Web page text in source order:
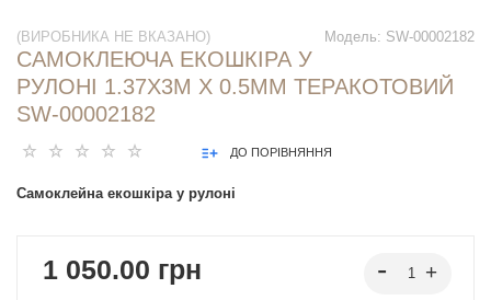
Модель: SW-00002182
(ВИРОБНИКА НЕ ВКАЗАНО)
САМОКЛЕЮЧА ЕКОШКІРА У
РУЛОНІ 1.37Х3М Х 0.5ММ ТЕРАКОТОВИЙ
SW-00002182
ДО ПОРІВНЯННЯ
Самоклейна екошкіра у рулоні
1 050.00 грн